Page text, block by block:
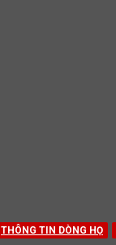
THÔNG TIN DÒNG HỌ